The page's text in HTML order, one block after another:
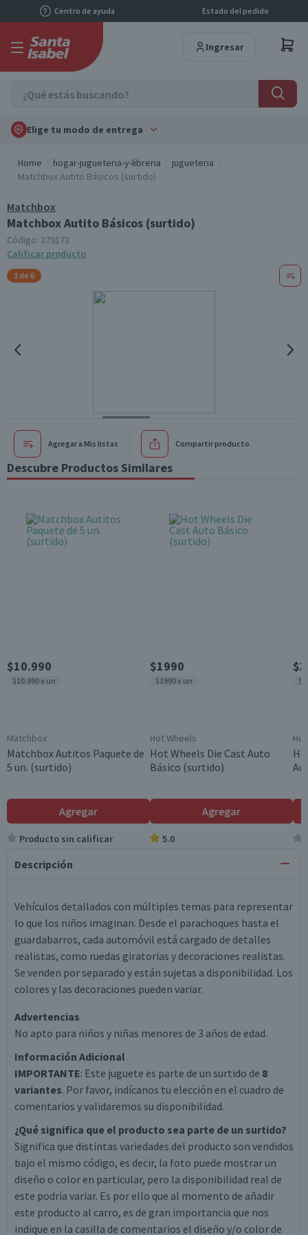
Centro de ayuda Estado del pedido
Ingresar
Elige tu modo de entrega
Home hogar-jugueteria-y-libreria
jugueteria
Matchbox Autito Básicos (surtido)
Matchbox
Matchbox Autito Básicos (surtido)
Código: 279173
Calificar producto
3 de 6
Agregar a Mis listas Compartir producto
Descubre Productos Similares
$10.990
$10.990 x un
Matchbox
Matchbox Autitos Paquete de
5 un. (surtido)
Agregar
Producto sin calificar
$1990
$1990 x un
Hot Wheels
Hot Wheels Die Cast Auto
Básico (surtido)
Agregar
5.0
Descripción
Vehículos detallados con múltiples temas para representar
lo que los niños imaginan. Desde el parachoques hasta el
guardabarros, cada automóvil está cargado de detalles
realistas, como ruedas giratorias y decoraciones realistas.
Se venden por separado y están sujetas a disponibilidad. Los
colores y las decoraciones pueden variar.
Advertencias
No apto para niños y niñas menores de 3 años de edad.
Información Adicional
IMPORTANTE: Este juguete es parte de un surtido de 8
variantes. Por favor, indícanos tu elección en el cuadro de
comentarios y validaremos su disponibilidad.
¿Qué significa que el producto sea parte de un surtido?
Significa que distintas variedades del producto son vendidos
bajo el mismo código, es decir, la foto puede mostrar un
diseño o color en particular, pero la disponibilidad real de
este podría variar. Es por ello que al momento de añadir
este producto al carro, es de gran importancia que nos
indique en la casilla de comentarios el diseño y/o color de